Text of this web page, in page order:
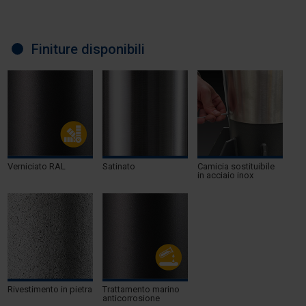
Finiture disponibili
Verniciato RAL Satinato
Camicia sostituibile
in acciaio inox
Rivestimento in pietra
Trattamento marino
anticorrosione